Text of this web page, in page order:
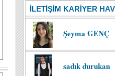
İLETİŞİM KARİYER
Şeyma GENÇ
sadık durukan